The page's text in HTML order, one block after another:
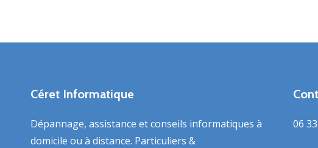
Céret Informatique
Dépannage, assistance et conseils informatiques à
domicile ou à distance. Particuliers &
06